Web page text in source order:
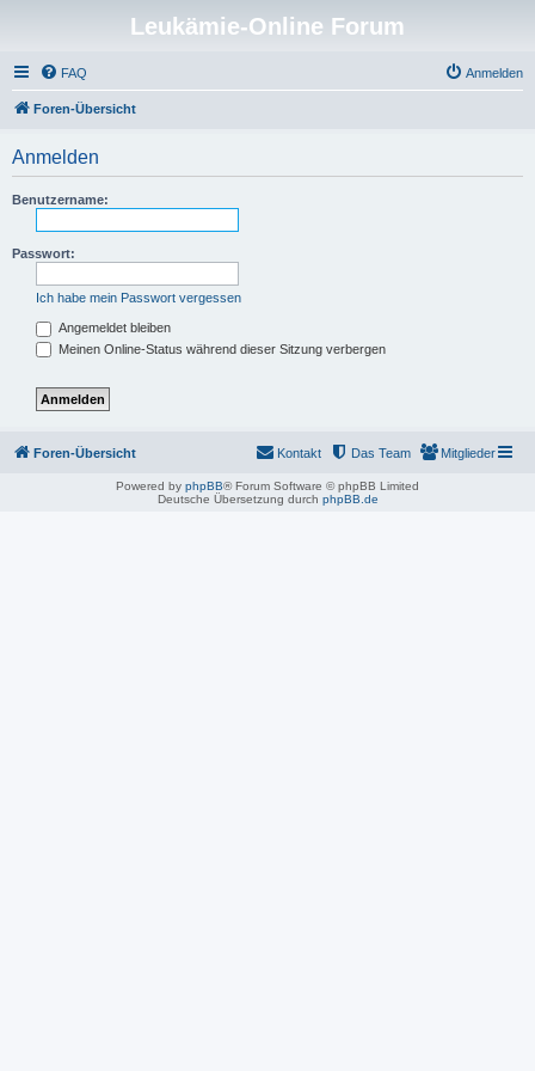
Leukämie-Online Forum
FAQ Anmelden
Foren-Übersicht
Anmelden
Benutzername:
Passwort:
Ich habe mein Passwort vergessen
Angemeldet bleiben
Meinen Online-Status während dieser Sitzung verbergen
Foren-Übersicht Mitglieder
Das Team
Kontakt
Powered by phpBB® Forum Software © phpBB Limited
Deutsche Übersetzung durch phpBB.de